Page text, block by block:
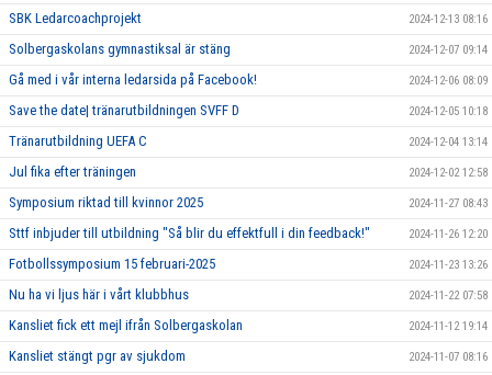
SBK Ledarcoachprojekt 2024-12-13 08:16
Solbergaskolans gymnastiksal är stäng 2024-12-07 09:14
Gå med i vår interna ledarsida på Facebook! 2024-12-06 08:09
Save the date| tränarutbildningen SVFF D 2024-12-05 10:18
Tränarutbildning UEFA C 2024-12-04 13:14
Jul fika efter träningen 2024-12-02 12:58
Symposium riktad till kvinnor 2025 2024-11-27 08:43
Sttf inbjuder till utbildning "Så blir du effektfull i din feedback!" 2024-11-26 12:20
Fotbollssymposium 15 februari-2025 2024-11-23 13:26
Nu ha vi ljus här i vårt klubbhus 2024-11-22 07:58
Kansliet fick ett mejl ifrån Solbergaskolan 2024-11-12 19:14
Kansliet stängt pgr av sjukdom 2024-11-07 08:16